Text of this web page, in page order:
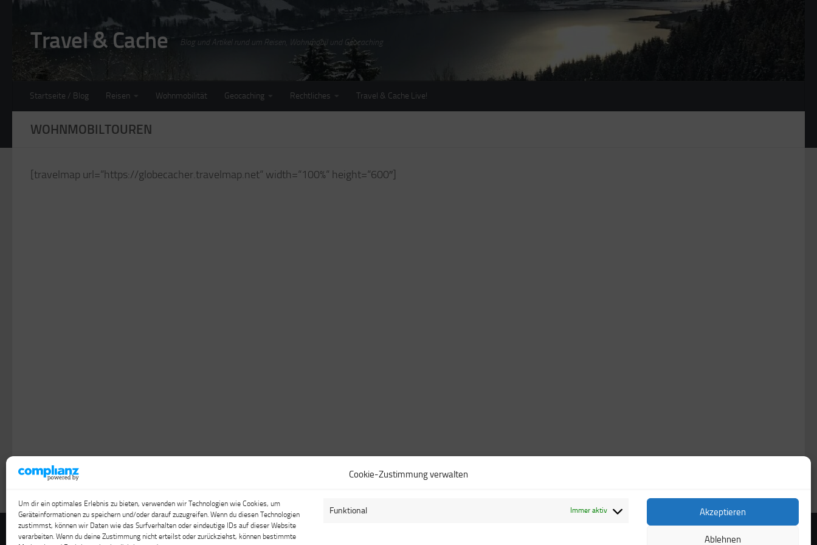
Cookie-Zustimmung verwalten
Um dir ein optimales Erlebnis zu bieten, verwenden wir Technologien wie Cookies, um
Geräteinformationen zu speichern und/oder darauf zuzugreifen. Wenn du diesen Technologien
zustimmst, können wir Daten wie das Surfverhalten oder eindeutige IDs auf dieser Website
verarbeiten. Wenn du deine Zustimmung nicht erteilst oder zurückziehst, können bestimmte
Funktional Immer aktiv Akzeptieren
Ablehnen
Travel & Cache Blog und Artikel rund um Reisen, Wohnmobil und Geocaching
Startseite / Blog Reisen Wohnmobilität Geocaching Rechtliches Travel & Cache Live!
WOHNMOBILTOUREN
[travelmap url=“https://globecacher.travelmap.net“ width=“100%“ height=“600″]
Travel & Cache © 2026. Alle Rechte vorbehalten.